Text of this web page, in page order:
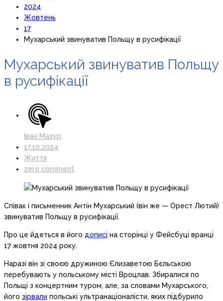
2024
Жовтень
17
Мухарський звинуватив Польщу в русифікації
Мухарський звинуватив Польщу
в русифікації
Іван Мазур
17.10.2024
Життя
zero comment
Співак і письменник Антін Мухарський (він же — Орест Лютий)
звинуватив Польщу в русифікації.
Про це йдеться в його дописі на сторінці у Фейсбуці вранці
17 жовтня 2024 року.
Наразі він зі своєю дружиною Єлизаветою Бєльською
перебувають у польському місті Вроцлав. Збиралися по
Польщі з концертним туром, але, за словами Мухарського,
його зірвали польські ультранаціоналісти, яких підбурило